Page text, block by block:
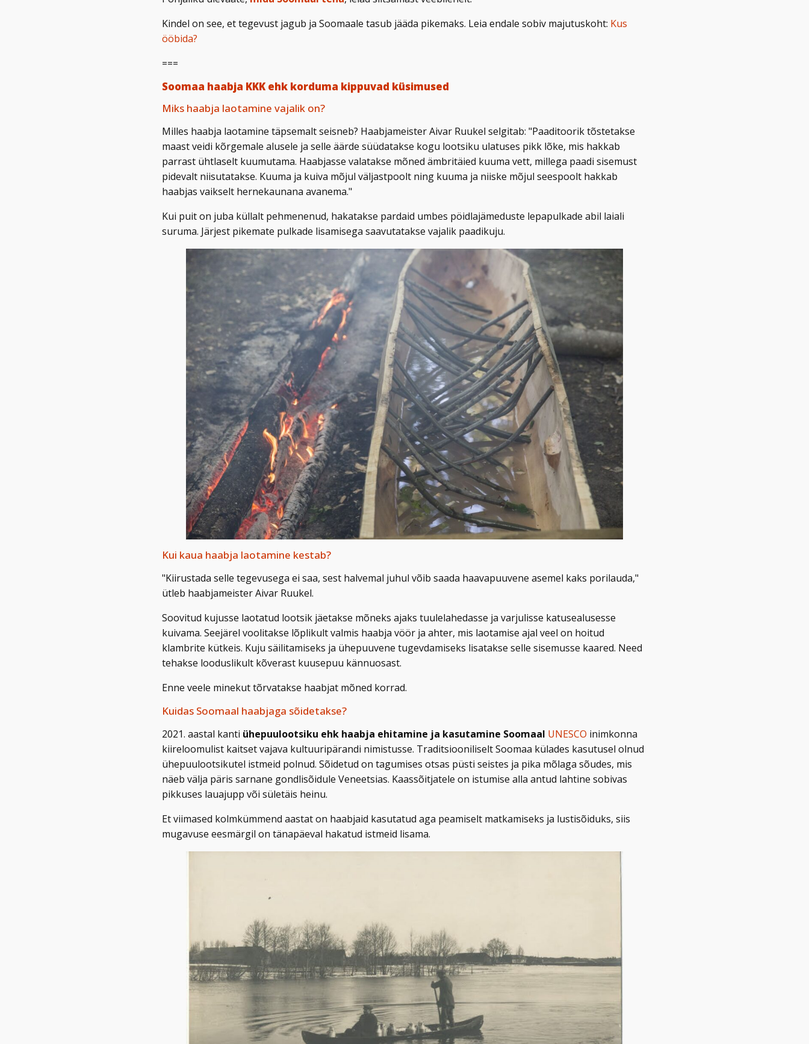
Kindel on see, et tegevust jagub ja Soomaale tasub jääda pikemaks. Leia endale sobiv majutuskoht: Kus
ööbida?
===
Soomaa haabja KKK ehk korduma kippuvad küsimused
Miks haabja laotamine vajalik on?
Milles haabja laotamine täpsemalt seisneb? Haabjameister Aivar Ruukel selgitab: "Paaditoorik tõstetakse
maast veidi kõrgemale alusele ja selle äärde süüdatakse kogu lootsiku ulatuses pikk lõke, mis hakkab
parrast ühtlaselt kuumutama. Haabjasse valatakse mõned ämbritäied kuuma vett, millega paadi sisemust
pidevalt niisutatakse. Kuuma ja kuiva mõjul väljastpoolt ning kuuma ja niiske mõjul seespoolt hakkab
haabjas vaikselt hernekaunana avanema."
Kui puit on juba küllalt pehmenenud, hakatakse pardaid umbes pöidlajämeduste lepapulkade abil laiali
suruma. Järjest pikemate pulkade lisamisega saavutatakse vajalik paadikuju.
Kui kaua haabja laotamine kestab?
"Kiirustada selle tegevusega ei saa, sest halvemal juhul võib saada haavapuuvene asemel kaks porilauda,"
ütleb haabjameister Aivar Ruukel.
Soovitud kujusse laotatud lootsik jäetakse mõneks ajaks tuulelahedasse ja varjulisse katusealusesse
kuivama. Seejärel voolitakse lõplikult valmis haabja vöör ja ahter, mis laotamise ajal veel on hoitud
klambrite kütkeis. Kuju säilitamiseks ja ühepuuvene tugevdamiseks lisatakse selle sisemusse kaared. Need
tehakse looduslikult kõverast kuusepuu kännuosast.
Enne veele minekut tõrvatakse haabjat mõned korrad.
Kuidas Soomaal haabjaga sõidetakse?
2021. aastal kanti ühepuulootsiku ehk haabja ehitamine ja kasutamine Soomaal UNESCO inimkonna
kiireloomulist kaitset vajava kultuuripärandi nimistusse. Traditsiooniliselt Soomaa külades kasutusel olnud
ühepuulootsikutel istmeid polnud. Sõidetud on tagumises otsas püsti seistes ja pika mõlaga sõudes, mis
näeb välja päris sarnane gondlisõidule Veneetsias. Kaassõitjatele on istumise alla antud lahtine sobivas
pikkuses lauajupp või sületäis heinu.
Et viimased kolmkümmend aastat on haabjaid kasutatud aga peamiselt matkamiseks ja lustisõiduks, siis
mugavuse eesmärgil on tänapäeval hakatud istmeid lisama.